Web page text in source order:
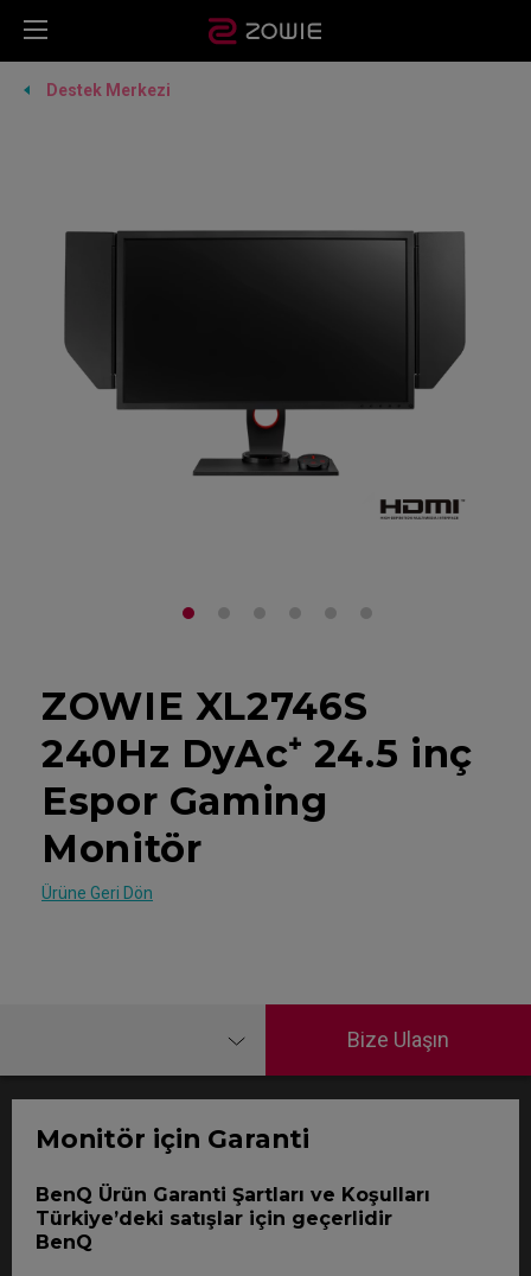
Destek Merkezi
ZOWIE XL2746S
240Hz DyAc⁺ 24.5 inç
Espor Gaming
Monitör
Ürüne Geri Dön
Bize Ulaşın
Monitör için Garanti
BenQ Ürün Garanti Şartları ve Koşulları
Türkiye’deki satışlar için geçerlidir
BenQ